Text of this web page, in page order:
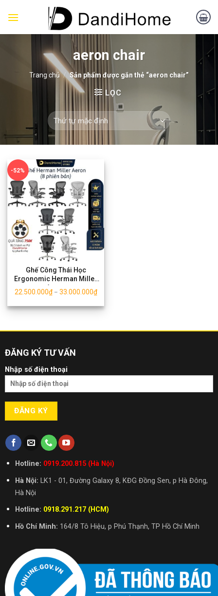
aeron chair
Trang chủ / Sản phẩm được gắn thẻ “aeron chair”
LỌC
-52%
Ghế Công Thái Học
Ergonomic Herman Miller
Aeron
22.500.000₫– 33.000.000₫
ĐĂNG KÝ TƯ VẤN
Nhập số điện thoại
Hotline: 0919.200.815 (Hà Nội)
Hà Nội: LK1 - 01, Đường Galaxy 8, KĐG Đồng Sen, p Hà Đông,
Hà Nội
Hotline: 0918.291.217 (HCM)
Hồ Chí Minh: 164/8 Tô Hiệu, p Phú Thạnh, TP Hồ Chí Minh